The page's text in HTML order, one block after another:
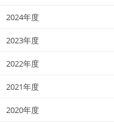
2024年度
2023年度
2022年度
2021年度
2020年度